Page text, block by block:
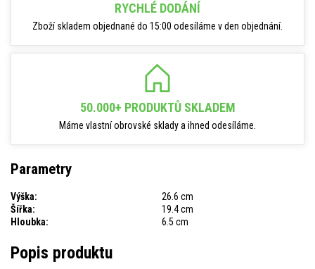
RYCHLÉ DODÁNÍ
Zboží skladem objednané do 15:00 odesíláme v den objednání.
50.000+ PRODUKTŮ SKLADEM
Máme vlastní obrovské sklady a ihned odesíláme.
Parametry
Výška:
26.6 cm
Šířka:
19.4 cm
Hloubka:
6.5 cm
Popis produktu